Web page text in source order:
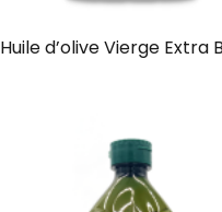
Huile d’olive Vierge Extra